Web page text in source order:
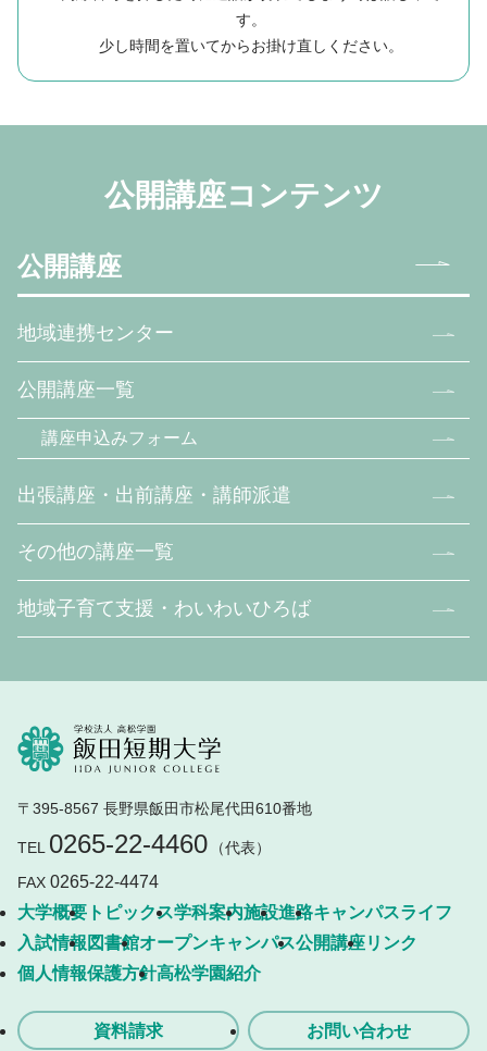
す。
少し時間を置いてからお掛け直しください。
公開講座コンテンツ
公開講座
地域連携センター
公開講座一覧
講座申込みフォーム
出張講座・出前講座・講師派遣
その他の講座一覧
地域子育て支援・わいわいひろば
〒395-8567 長野県飯田市松尾代田610番地
TEL 0265-22-4460
（代表）
FAX 0265-22-4474
大学概要 トピックス学科案内施設進路キャンパスライフ
入試情報 図書館オープンキャンパス公開講座リンク
個人情報保護方針高松学園紹介
資料請求 お問い合わせ